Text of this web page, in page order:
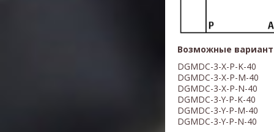
Возможные
DGMDC-3-X-P-K-40
DGMDC-3-X-P-M-40
DGMDC-3-X-P-N-40
DGMDC-3-Y-P-K-40
DGMDC-3-Y-P-M-40
​DGMDC-3-Y-P-N-40